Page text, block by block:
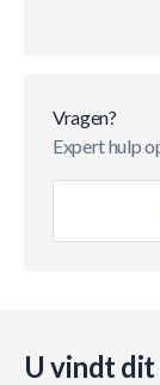
Vragen?
Expert hulp
U vindt